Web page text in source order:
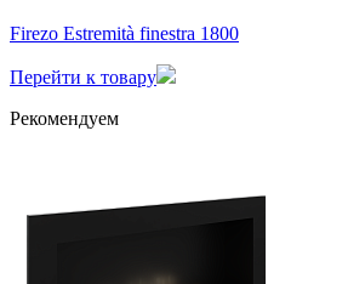
Firezo Estremità finestra 1800
Перейти к товару
Рекомендуем